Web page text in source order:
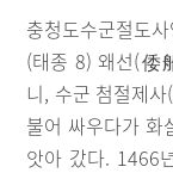
충청도수군절도
(태종 8) 왜선(倭
니, 수군 첨절제
불어 싸우다가 화
앗아 갔다. 1466